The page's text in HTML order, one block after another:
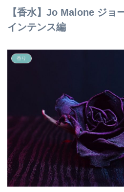
【香水】Jo Malone ジ
インテンス編
香り